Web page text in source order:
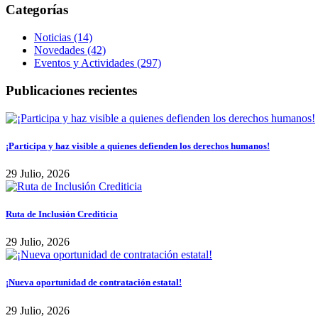
Categorías
Noticias (14)
Novedades (42)
Eventos y Actividades (297)
Publicaciones recientes
¡Participa y haz visible a quienes defienden los derechos humanos!
29 Julio, 2026
Ruta de Inclusión Crediticia
29 Julio, 2026
¡Nueva oportunidad de contratación estatal!
29 Julio, 2026